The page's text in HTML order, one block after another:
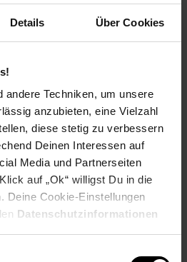
Details Über Cookies
andere Techniken, um unsere
anzubieten, eine Vielzahl
diese stetig zu verbessern
Deinen Interessen auf
Media und Partnerseiten
auf „Ok“ willigst Du in die
Deine Cookie-Einstellungen
Datenschutzinformationen
leichteren Lesbarkeit verwenden
Form der Anrede.
Netto Menschen jeder